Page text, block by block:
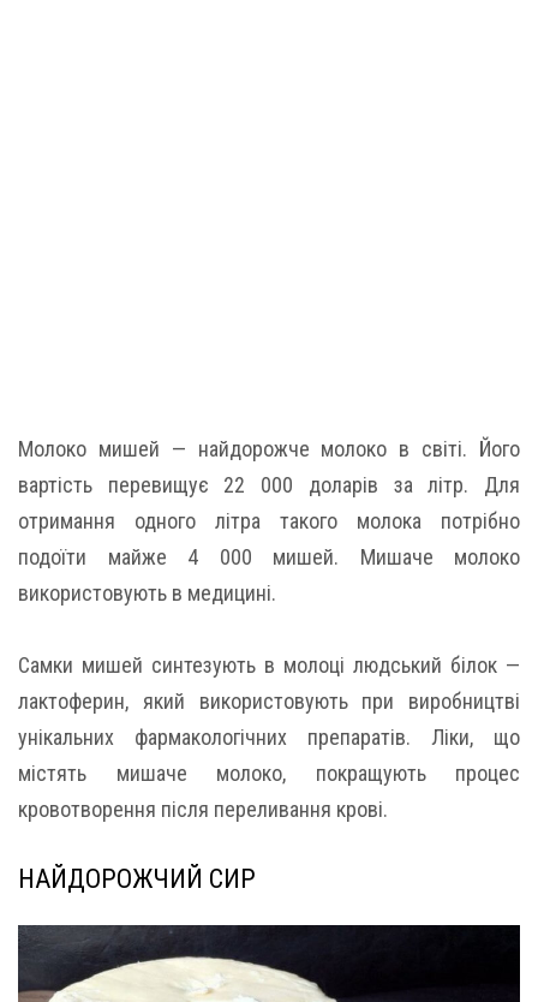
Молоко мишей — найдорожче молоко в світі. Його
вартість перевищує 22 000 доларів за літр. Для
отримання одного літра такого молока потрібно
подоїти майже 4 000 мишей. Мишаче молоко
використовують в медицині.
Самки мишей синтезують в молоці людський білок —
лактоферин, який використовують при виробництві
унікальних фармакологічних препаратів. Ліки, що
містять мишаче молоко, покращують процес
кровотворення після переливання крові.
НАЙДОРОЖЧИЙ СИР